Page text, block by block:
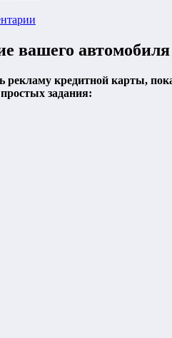
вашего автомобиля
рекламу кредитной карты,
задания: